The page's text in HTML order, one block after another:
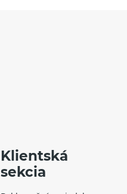
Klientská
sekcia